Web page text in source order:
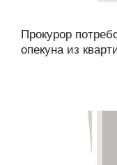
Прокурор
опекуна из